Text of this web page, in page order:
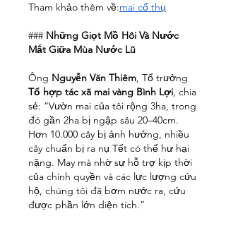
Tham khảo thêm về:mai cổ thụ
### Những Giọt Mồ Hôi Và Nước
Mắt Giữa Mùa Nước Lũ
Ông Nguyễn Văn Thiêm
Tổ hợp tác xã mai vàng Bình Lợi, chia
sẻ: “Vườn mai của tôi rộng 3ha, trong
đó gần 2ha bị ngập sâu 20–40cm.
Hơn 10.000 cây bị ảnh hưởng, nhiều
cây chuẩn bị ra nụ Tết có thể hư hại
nặng. May mà nhờ sự hỗ trợ kịp thời
của chính quyền và các lực lượng cứu
hộ, chúng tôi đã bơm nước ra, cứu
được phần lớn diện tích.”